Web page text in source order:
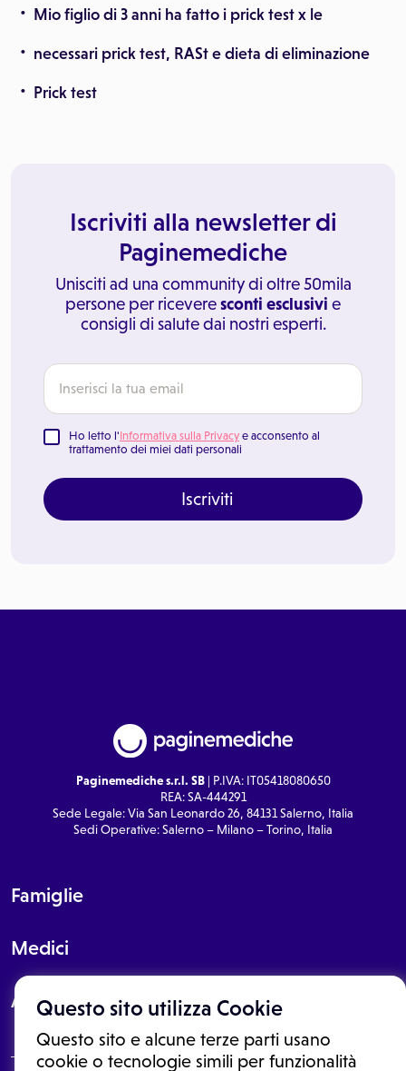
Questo sito utilizza Cookie
Questo sito e alcune terze parti usano
cookie o tecnologie simili per funzionalità
Mio figlio di 3 anni ha fatto i prick test x le
necessari prick test, RASt e dieta di eliminazione
Prick test
Iscriviti alla newsletter di
Paginemediche
Unisciti ad una community di oltre 50mila
persone per riceveresconti esclusivi e
consigli di salute dai nostri esperti.
Ho letto l'Informativa sulla Privacy e acconsento al
trattamento dei miei dati personali
Iscriviti
Paginemediche s.r.l. SB| P.IVA: IT05418080650
REA: SA-444291
Sede Legale: Via San Leonardo 26, 84131 Salerno, Italia
Sedi Operative: Salerno – Milano – Torino, Italia
Famiglie
Medici
About